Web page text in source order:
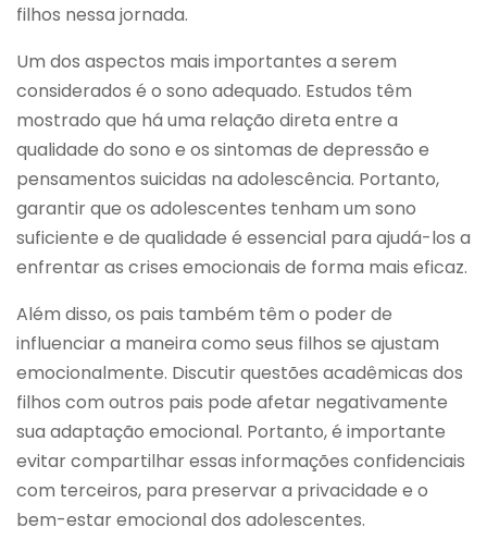
filhos nessa jornada.
Um dos aspectos mais importantes a serem
considerados é o sono adequado. Estudos têm
mostrado que há uma relação direta entre a
qualidade do sono e os sintomas de depressão e
pensamentos suicidas na adolescência. Portanto,
garantir que os adolescentes tenham um sono
suficiente e de qualidade é essencial para ajudá-los a
enfrentar as crises emocionais de forma mais eficaz.
Além disso, os pais também têm o poder de
influenciar a maneira como seus filhos se ajustam
emocionalmente. Discutir questões acadêmicas dos
filhos com outros pais pode afetar negativamente
sua adaptação emocional. Portanto, é importante
evitar compartilhar essas informações confidenciais
com terceiros, para preservar a privacidade e o
bem-estar emocional dos adolescentes.